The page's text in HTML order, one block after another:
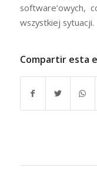
software’owych,
wszystkiej sytuacji.
Compartir esta